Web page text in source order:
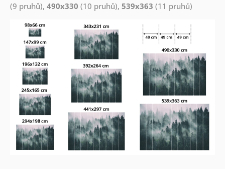
(9 pruhů), 490x330 (10 pruhů), 539x363 (11 pruhů)